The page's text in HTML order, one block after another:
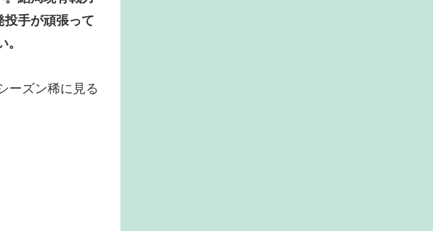
投手が頑張って
ーズン稀に見る